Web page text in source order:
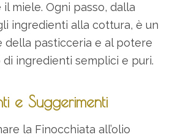
miele. Ogni passo, dalla
ingredienti alla cottura, è un
della pasticceria e al potere
ingredienti semplici e puri.
e Suggerimenti
la Finocchiata all’olio